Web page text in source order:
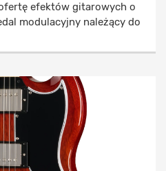
efektów gitarowych o
modulacyjny należący do